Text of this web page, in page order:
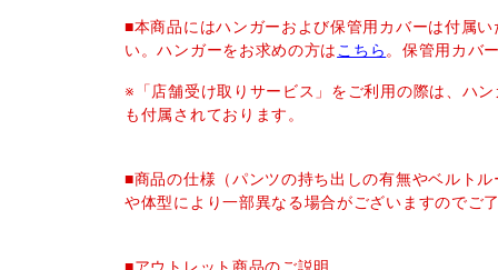
■本商品にはハンガーおよび保管用カバーは付属
い。ハンガーをお求めの方は こちら 。保管用カバ
※「店舗受け取りサービス」をご利用の際は、ハ
も付属されております。
■商品の仕様（パンツの持ち出しの有無やベルト
や体型により一部異なる場合がございますのでご
■アウトレット商品のご説明